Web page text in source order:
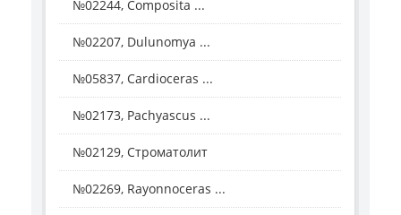
№02244, Composita ...
№02207, Dulunomya ...
№05837, Cardioceras ...
№02173, Pachyascus ...
№02129, Строматолит
№02269, Rayonnoceras ...